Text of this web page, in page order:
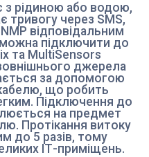
з рідиною або водою,
тривогу через SMS,
відповідальним
підключити до
та MultiSensors
джерела
за допомогою
що робить
Підключення до
на предмет
Протікання витоку
до 5 разів, тому
ІТ-приміщень.